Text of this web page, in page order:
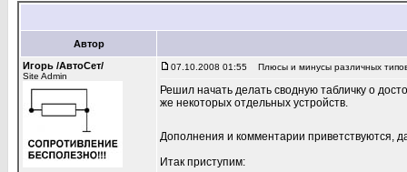
Автор
Игорь /АвтоСет/
Site Admin
07.10.2008 01:55 Плюсы и минусы различных
Решил начать делать сводную табличку о
же некоторых отдельных устройств.
Дополнения и комментарии приветствуются,
Итак приступим: